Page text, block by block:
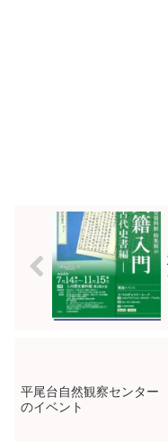
平尾台自然観察センター
のイベント